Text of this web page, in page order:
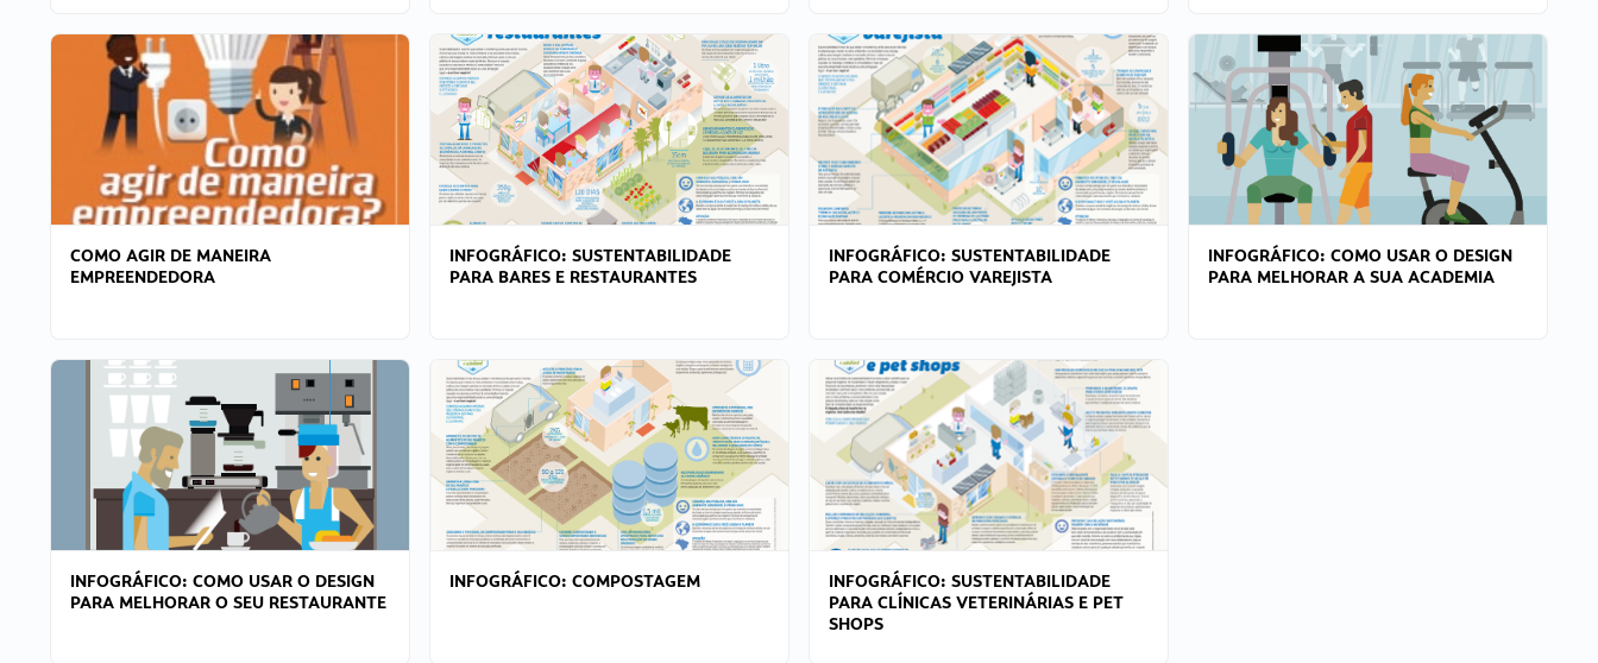
COMO AGIR DE MANEIRA
EMPREENDEDORA
INFOGRÁFICO: SUSTENTABILIDADE
PARA BARES E RESTAURANTES
INFOGRÁFICO: SUSTENTABILIDADE
PARA COMÉRCIO VAREJISTA
INFOGRÁFICO: COMO USAR O DESIGN
PARA MELHORAR A SUA ACADEMIA
INFOGRÁFICO: COMO USAR O DESIGN
PARA MELHORAR O SEU RESTAURANTE
INFOGRÁFICO: COMPOSTAGEM
INFOGRÁFICO: SUSTENTABILIDADE
PARA CLÍNICAS VETERINÁRIAS E PET
SHOPS